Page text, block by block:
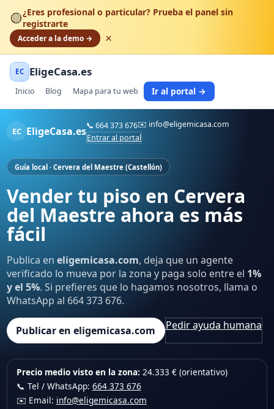
🟡¿Eres profesional o particular? Prueba el panel sin
registrarte
Acceder a la demo → ×
EC EligeCasa.es
Inicio Blog Mapa para tu web Ir al portal →
EC EligeCasa.es📞664 373 676✉️ info@eligemicasa.com
Entrar al portal
Guía local · Cervera del Maestre (Castellón)
Vender tu piso en Cervera
del Maestre ahora es más
fácil
Publica eneligemicasa.com, deja que un agente
verificado lo mueva por la zona y paga solo entre el 1%
y el 5%. Si prefieres que lo hagamos nosotros, llama o
WhatsApp al 664 373 676.
Publicar en eligemicasa.com Pedir ayuda humana
Precio medio visto en la zona: 24.333 € (orientativo)
📞 Tel / WhatsApp: 664 373 676
✉️ Email: info@eligemicasa.com